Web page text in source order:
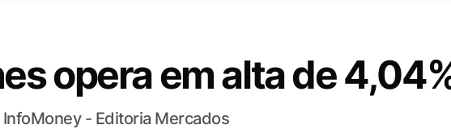
opera em alta de
- Editoria Mercados